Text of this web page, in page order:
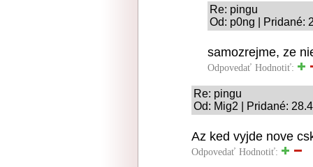
Re: pingu
Od: p0ng | Pridané:
samozrejme, ze
Odpovedať Hodnotiť:
Re: pingu
Od: Mig2 | Pridané:
Az ked vyjde nove
Odpovedať Hodnotiť: